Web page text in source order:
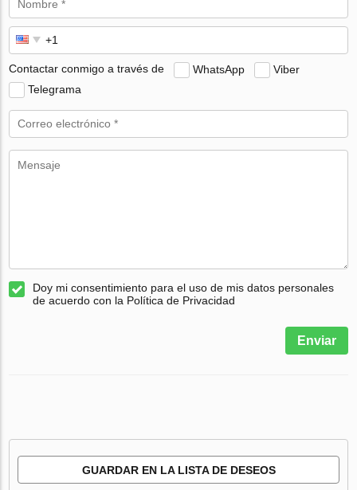
Contactar conmigo a través de WhatsApp
Viber
Telegrama
Doy mi consentimiento para el uso de mis datos personales
de acuerdo con la Política de Privacidad
Enviar
GUARDAR EN LA LISTA DE DESEOS